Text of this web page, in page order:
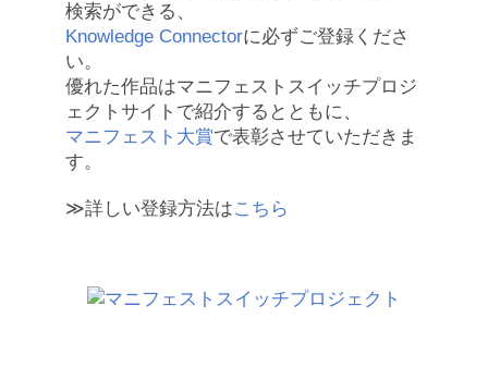
検索ができる、
Knowledge Connectorに必ずご登録くださ
い。
優れた作品はマニフェストスイッチプロジ
ェクトサイトで紹介するとともに、
マニフェスト大賞で表彰させていただきま
す。
≫詳しい登録方法はこちら